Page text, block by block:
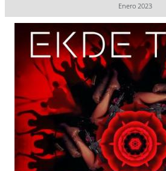
Enero 2023